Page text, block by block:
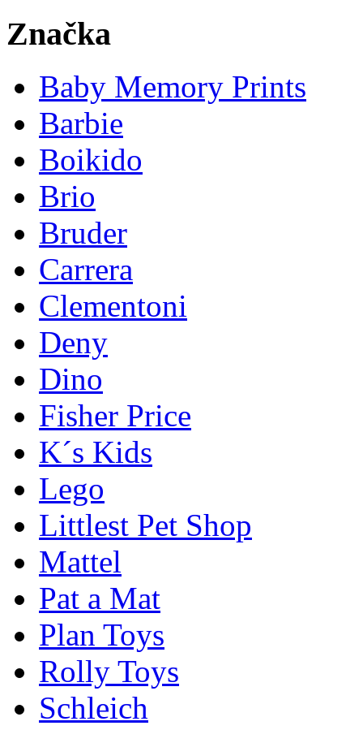
Značka
Baby Memory Prints
Barbie
Boikido
Brio
Bruder
Carrera
Clementoni
Deny
Dino
Fisher Price
K´s Kids
Lego
Littlest Pet Shop
Mattel
Pat a Mat
Plan Toys
Rolly Toys
Schleich